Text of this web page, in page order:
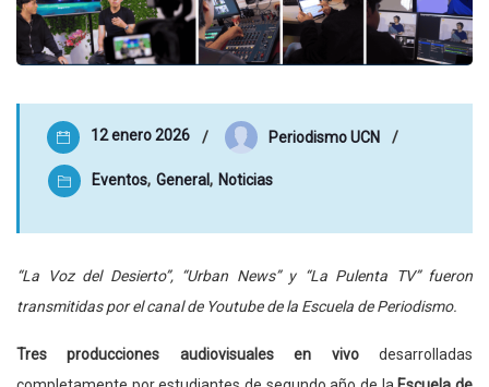
12 enero 2026 Periodismo UCN
Eventos, General, Noticias
“La Voz del Desierto”, “Urban News” y “La Pulenta TV” fueron
transmitidas por el canal de Youtube de la Escuela de Periodismo.
Tres producciones audiovisuales en vivodesarrolladas